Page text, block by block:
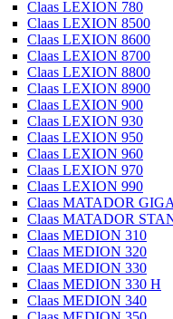
Claas LEXION 780
Claas LEXION 8500
Claas LEXION 8600
Claas LEXION 8700
Claas LEXION 8800
Claas LEXION 8900
Claas LEXION 900
Claas LEXION 930
Claas LEXION 950
Claas LEXION 960
Claas LEXION 970
Claas LEXION 990
Claas MATADOR
Claas MATADOR
Claas MEDION 310
Claas MEDION 320
Claas MEDION 330
Claas MEDION 330 H
Claas MEDION 340